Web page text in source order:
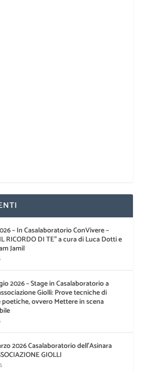
– In Casalaboratorio ConVivere –
RICORDO DI TE” a cura di Luca Dotti e
Jamil
2026 – Stage in Casalaboratorio a
Giolli: Prove tecniche di
poetiche, ovvero Mettere in scena
2026 Casalaboratorio dell’Asinara
GIOLLI